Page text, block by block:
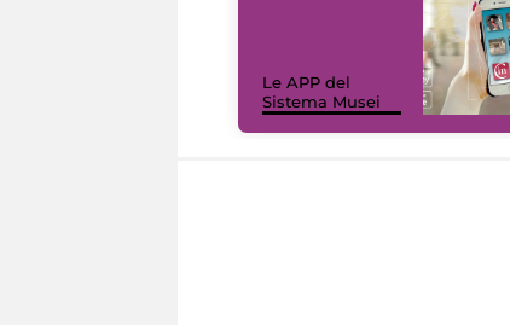
Le APP del
Sistema Musei